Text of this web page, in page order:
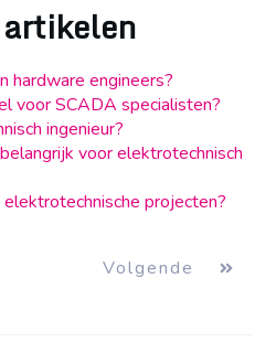
hardware engineers?
voor SCADA specialisten?
ingenieur?
voor elektrotechnisch
projecten?
Volgende